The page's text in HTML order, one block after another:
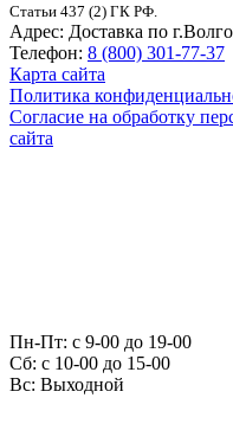
Статьи 437 (2) ГК РФ.
Адрес: Доставка по
Телефон: 8 (800) 301-77-37
Карта сайта
Политика
Согласие на обработку
сайта
Пн-Пт: с 9-00 до 19-00
Сб: c 10-00 до 15-00
Вс: Выходной